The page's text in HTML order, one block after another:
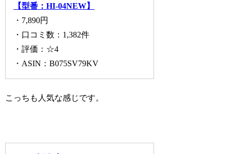
【型番：HI-04NEW】
・7,890円
・口コミ数：1,382件
・評価：☆4
・ASIN：B075SV79KV
こっちも人気な感じです。